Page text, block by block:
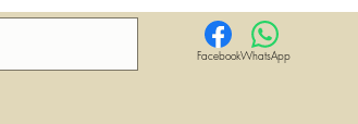
FacebookWhatsApp